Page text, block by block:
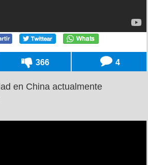
366 4
en China actualmente